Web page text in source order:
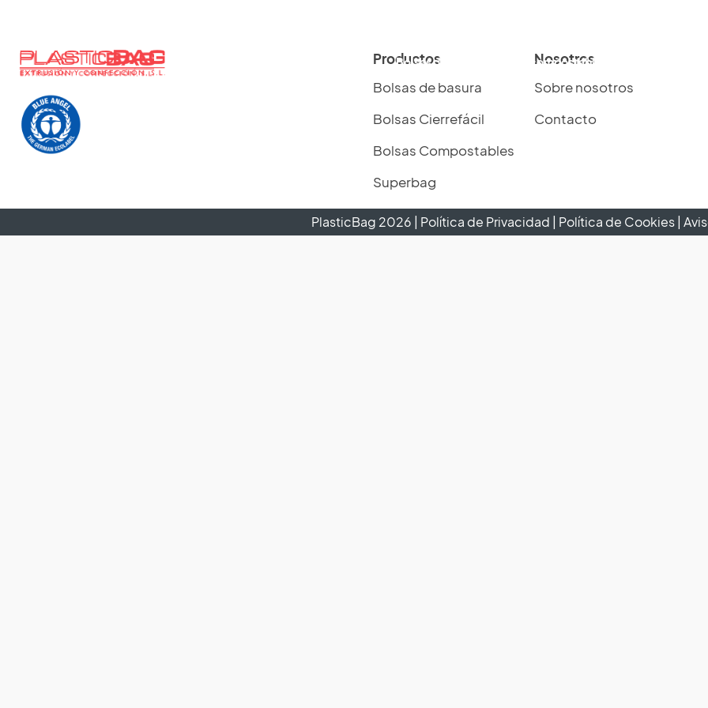
Bolsas de basura Bolsas compostables
Productos
Bolsas de basura
Bolsas Cierrefácil
Bolsas Compostables
Superbag
Nosotros
Sobre nosotros
Contacto
PlasticBag 2026 Política de Privacidad Política de Cookies|